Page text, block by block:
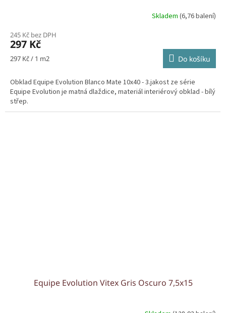
Skladem (6,76 balení)
245 Kč bez DPH
297 Kč
Měrná
297 Kč / 1 m2 Do košíku
Obklad Equipe Evolution Blanco Mate 10x40 - 3.jakost ze série
Equipe Evolution je matná dlaždice, materiál interiérový obklad - bílý
střep.
Equipe Evolution Vitex Gris Oscuro 7,5x15